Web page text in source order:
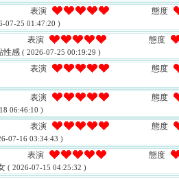
表演 態度
07-25 01:47:20 )
表演 態度
性感 ( 2026-07-25 00:19:29 )
表演 態度
表演 態度
06:46:10 )
表演 態度
07-16 03:34:43 )
表演 態度
( 2026-07-15 04:25:32 )